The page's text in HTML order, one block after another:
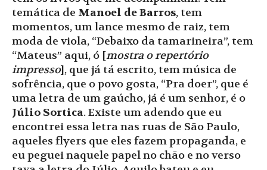
temática de Manoel de Barros, tem
momentos, um lance mesmo de raiz, tem
moda de viola, “Debaixo da tamarineira”, tem
“Mateus” aqui, ó [mostra o repertório
impresso], que já tá escrito, tem música de
sofrência, que o povo gosta, “Pra doer”, que é
uma letra de um gaúcho, já é um senhor, é o
Júlio Sortica. Existe um adendo que eu
encontrei essa letra nas ruas de São Paulo,
aqueles flyers que eles fazem propaganda, e
eu peguei naquele papel no chão e no verso